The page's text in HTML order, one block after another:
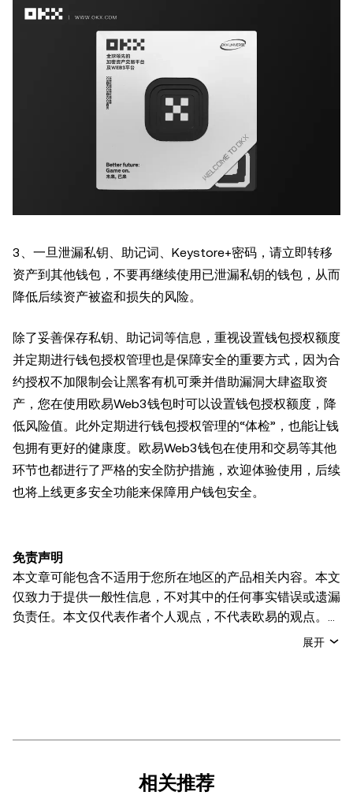
3、一旦泄漏私钥、助记词、Keystore+密码，请立即转移
资产到其他钱包，不要再继续使用已泄漏私钥的钱包，从而
降低后续资产被盗和损失的风险。
除了妥善保存私钥、助记词等信息，重视设置钱包授权额度
并定期进行钱包授权管理也是保障安全的重要方式，因为合
约授权不加限制会让黑客有机可乘并借助漏洞大肆盗取资
产，您在使用欧易Web3钱包时可以设置钱包授权额度，降
低风险值。此外定期进行钱包授权管理的“体检”，也能让钱
包拥有更好的健康度。欧易Web3钱包在使用和交易等其他
环节也都进行了严格的安全防护措施，欢迎体验使用，后续
也将上线更多安全功能来保障用户钱包安全。
免责声明
本文章可能包含不适用于您所在地区的产品相关内容。本文
仅致力于提供一般性信息，不对其中的任何事实错误或遗漏
负责任。本文仅代表作者个人观点，不代表欧易的观点。
本文无意提供以下任何建议，包括但不限于：(i) 投资建议
计信息，如果有) 仅供一般参考之用。尽管我们在准备这些
数据和图表时已采取了所有合理的谨慎措施，但对于此处表
展开
相关推荐